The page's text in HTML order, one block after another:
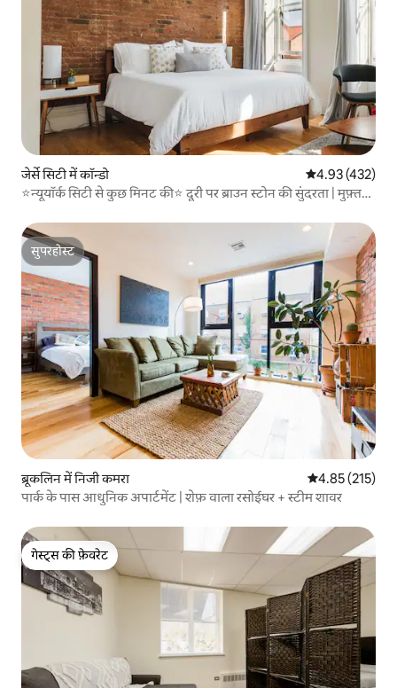
जेर्से सिटी में कॉन्डो औसत रेटिंग 5 में से
4.93 (432)
⭐न्यूयॉर्क सिटी से कुछ मिनट की⭐ दूरी पर ब्राउन स्टोन की सुंदरता | मुफ़्त
सुपरहोस्ट
सुपरहोस्ट
ब्रूकलिन में निजी कमरा औसत रेटिंग 5 में से
4.85 (215)
पार्क के पास आधुनिक अपार्टमेंट | शेफ़ वाला रसोईघर + स्टीम शावर
गेस्ट्स की फ़ेवरेट
गेस्ट्स की फ़ेवरेट